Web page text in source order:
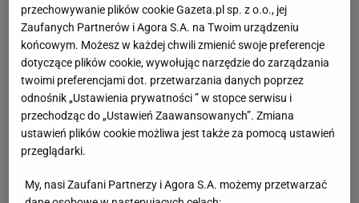
przechowywanie plików cookie Gazeta.pl sp. z o.o., jej
Zaufanych Partnerów i Agora S.A. na Twoim urządzeniu
końcowym. Możesz w każdej chwili zmienić swoje preferencje
dotyczące plików cookie, wywołując narzędzie do zarządzania
twoimi preferencjami dot. przetwarzania danych poprzez
odnośnik „Ustawienia prywatności ” w stopce serwisu i
przechodząc do „Ustawień Zaawansowanych”. Zmiana
ustawień plików cookie możliwa jest także za pomocą ustawień
przeglądarki.
My, nasi Zaufani Partnerzy i Agora S.A. możemy przetwarzać